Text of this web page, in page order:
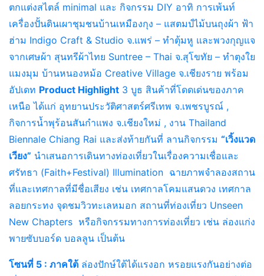
ตกแต่งสไตล์ minimal และ กิจกรรม DIY อาทิ การเพ้นท์
เครื่องปั้นดินเผาชุมชนบ้านเหมืองกุง – แสตมป์ไม้บนถุงผ้า ฟ้า
ฮ่าม Indigo Craft & Studio จ.แพร่ – ทำตุ้มหู และพวงกุญแจ
จากเศษผ้า สุนทรีผ้าไทย Suntree – Thai จ.สุโขทัย – ทำตุงใย
แมงมุม บ้านหนองหม้อ Creative Village จ.เชียงราย พร้อม
อัปเดท Product Highlight 3 บูธ สินค้าที่โดดเด่นของภาค
เหนือ ได้แก่ อุทยานประวัติศาสตร์ศรีเทพ จ.เพชรบูรณ์ ,
กิจการน้ำพุร้อนสันกำแพง จ.เชียงใหม่ , งาน Thailand
Biennale Chiang Rai และส่งท้ายกันที่ ลานกิจกรรม “เวิ้งแวด
เวียง” นำเสนอการเดินทางท่องเที่ยวในเรื่องความเชื่อและ
ศรัทธา (Faith+Festival) Illumination ฉายภาพจำลองสถาน
ที่และเทศกาลที่มีชื่อเสียง เช่น เทศกาลโคมแสนดวง เทศกาล
ลอยกระทง จุดชมวิวทะเลหมอก สถานที่ท่องเที่ยว Unseen
New Chapters หรือกิจกรรมทางการท่องเที่ยว เช่น ล่องแก่ง
พายซับบอร์ด บอลลูน เป็นต้น
โซนที่ 5 : ภาคใต้ ล่องปักษ์ใต้ได้แรงอก หรอยแรงกันอย่างต่อ